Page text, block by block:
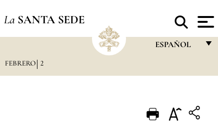
La SANTA SEDE
ESPAÑOL
PORTUGUÊS
FEBRERO 2